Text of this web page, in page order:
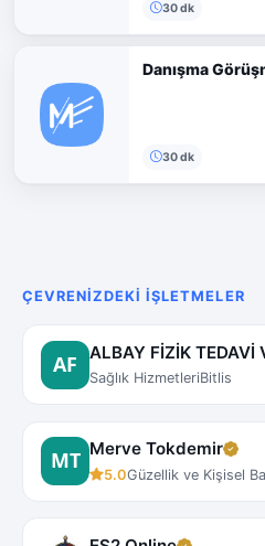
30 dk
Danışma
30 dk
ÇEVRENIZDEKI İŞLETMELER
Sağlık HizmetleriBitlis
Merve Tokdemir
5.0Güzellik ve Kişisel